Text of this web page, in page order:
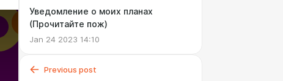
Уведомление о моих планах
(Прочитайте пож)
Jan 24 2023 14:10
Previous post